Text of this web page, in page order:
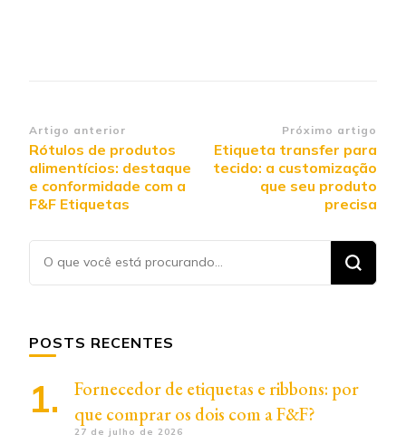
Navegação de post
Artigo anterior
Rótulos de produtos
alimentícios: destaque
e conformidade com a
F&F Etiquetas
Próximo artigo
Etiqueta transfer para
tecido: a customização
que seu produto
precisa
Procurando
algo?
POSTS RECENTES
Fornecedor de etiquetas e ribbons: por
que comprar os dois com a F&F?
27 de julho de 2026